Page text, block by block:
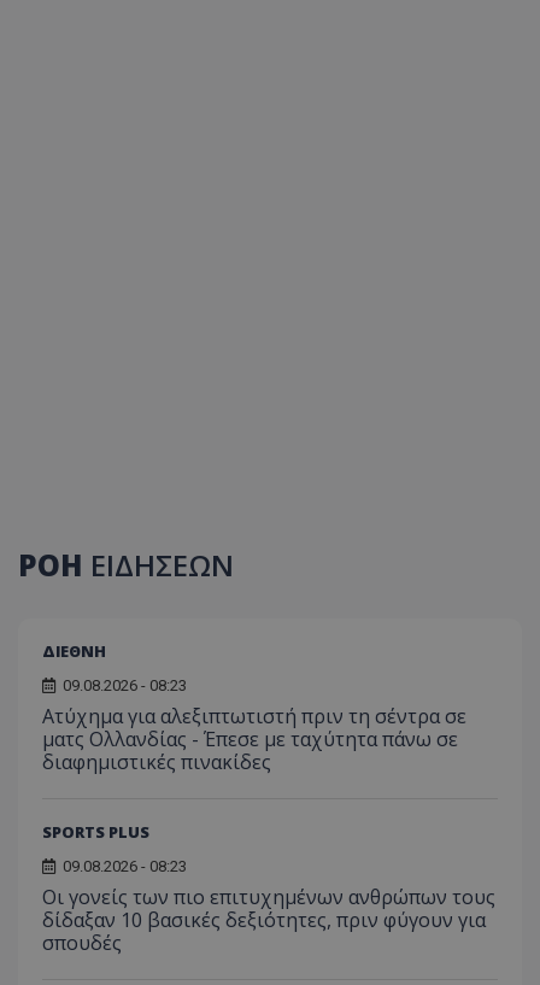
ΡΟΗ ΕΙΔΗΣΕΩΝ
ΔΙΕΘΝΗ
09.08.2026 - 08:23
Ατύχημα για αλεξιπτωτιστή πριν τη σέντρα σε
ματς Ολλανδίας - Έπεσε με ταχύτητα πάνω σε
διαφημιστικές πινακίδες
SPORTS PLUS
09.08.2026 - 08:23
Οι γονείς των πιο επιτυχημένων ανθρώπων τους
δίδαξαν 10 βασικές δεξιότητες, πριν φύγουν για
σπουδές